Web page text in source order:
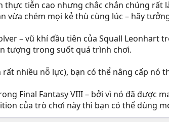
thực tiễn cao nhưng chắc chắn chúng
vừa chém mọi kẻ thù cùng lúc – hãy
– vũ khí đầu tiên của Squall Leonhart
tượng trong suốt quá trình chơi.
nhiều nỗ lực), bạn có thể nâng cấp nó
Final Fantasy VIII – bởi vì nó đã được
của trò chơi này thì bạn có thể dùng